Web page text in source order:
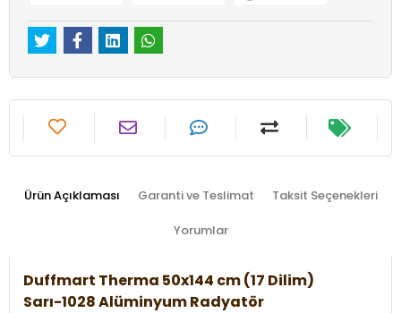
Ürün Açıklaması Garanti ve Teslimat Taksit Seçenekleri
Yorumlar
Duffmart Therma 50x144 cm (17 Dilim)
Sarı-1028 Alüminyum Radyatör